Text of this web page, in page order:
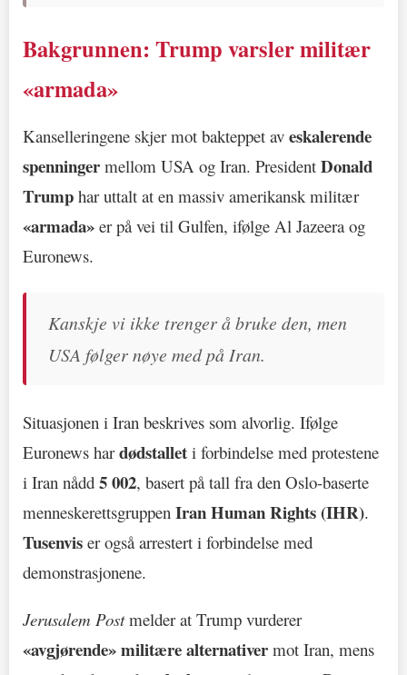
Bakgrunnen: Trump varsler militær
«armada»
Kanselleringene skjer mot bakteppet av eskalerende
spenninger mellom USA og Iran. President Donald
Trump har uttalt at en massiv amerikansk militær
«armada» er på vei til Gulfen, ifølge Al Jazeera og
Euronews.
Kanskje vi ikke trenger å bruke den, men
USA følger nøye med på Iran.
Situasjonen i Iran beskrives som alvorlig. Ifølge
Euronews hardødstallet i forbindelse med protestene
i Iran nådd 5 002, basert på tall fra den Oslo-baserte
menneskerettsgruppen Iran Human Rights (IHR).
Tusenvis er også arrestert i forbindelse med
demonstrasjonene.
Jerusalem Postmelder at Trump vurderer
«avgjørende» militære alternativer mot Iran, mens